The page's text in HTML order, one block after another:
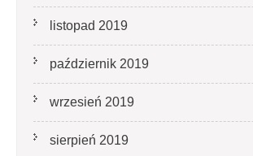
listopad 2019
październik 2019
wrzesień 2019
sierpień 2019